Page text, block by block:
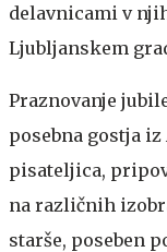
delavnicami v
Ljubljanskem
Praznovanje
posebna gostja
pisateljica,
na različnih
starše, poseben